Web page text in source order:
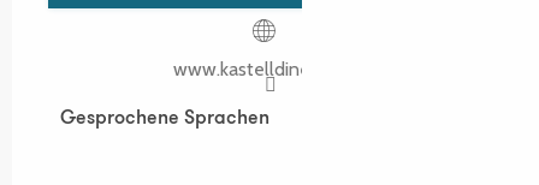
www.kastelldinech.com
Gesprochene Sprachen
Gesprochene Sprachen